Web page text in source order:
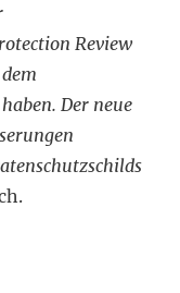
Review
Der neue